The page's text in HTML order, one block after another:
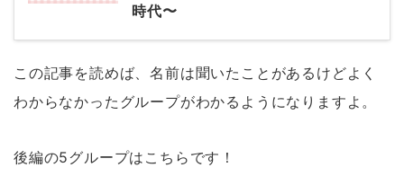
時代〜
この記事を読めば、名前は聞いたことがあるけどよく
わからなかったグループがわかるようになりますよ。
後編の5グループはこちらです！